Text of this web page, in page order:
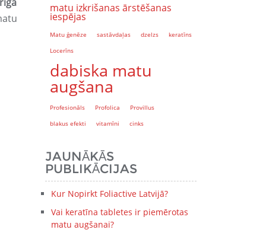
matu izkrišanas ārstēšanas
iespējas
Matu ģenēze sastāvdaļas dzelzs
keratīns
Locerīns
dabiska matu
augšana
Profesionāls Profolica
Provillus
blakus efekti
vitamīni cinks
JAUNĀKĀS
PUBLIKĀCIJAS
Kur Nopirkt Foliactive Latvijā?
Vai keratīna tabletes ir piemērotas
matu augšanai?